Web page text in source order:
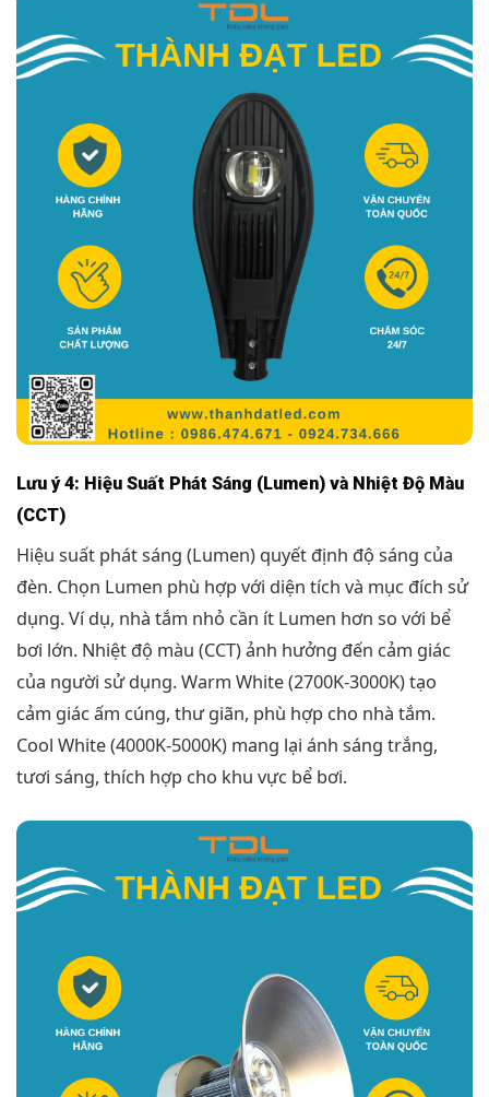
Lưu ý 4: Hiệu Suất Phát Sáng (Lumen) và Nhiệt Độ Màu
(CCT)
Hiệu suất phát sáng (Lumen) quyết định độ sáng của
đèn. Chọn Lumen phù hợp với diện tích và mục đích sử
dụng. Ví dụ, nhà tắm nhỏ cần ít Lumen hơn so với bể
bơi lớn. Nhiệt độ màu (CCT) ảnh hưởng đến cảm giác
của người sử dụng. Warm White (2700K-3000K) tạo
cảm giác ấm cúng, thư giãn, phù hợp cho nhà tắm.
Cool White (4000K-5000K) mang lại ánh sáng trắng,
tươi sáng, thích hợp cho khu vực bể bơi.